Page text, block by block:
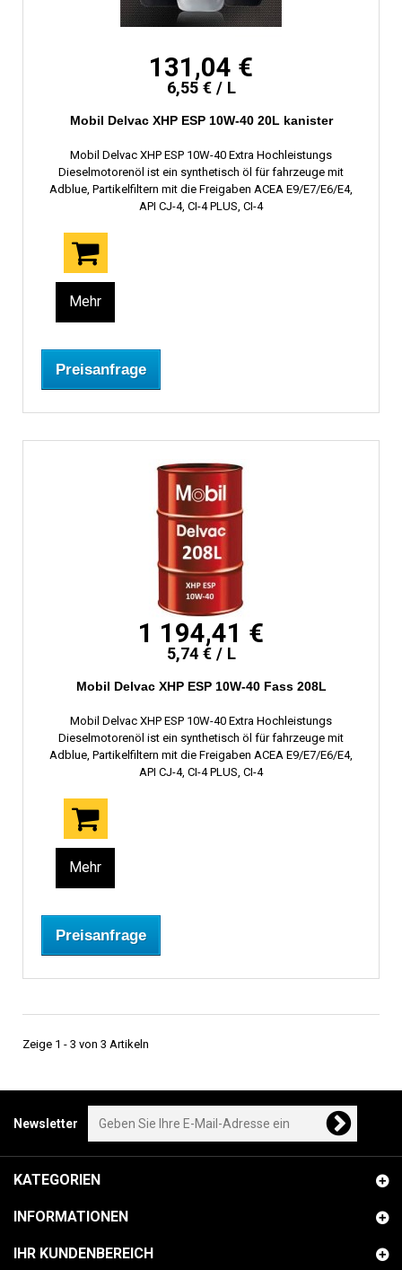
131,04 €
6,55 € / L
Mobil Delvac XHP ESP 10W-40 20L kanister
Mobil Delvac XHP ESP 10W-40 Extra Hochleistungs
Dieselmotorenöl ist ein synthetisch öl für fahrzeuge mit
Adblue, Partikelfiltern mit die Freigaben ACEA E9/E7/E6/E4,
API CJ-4, CI-4 PLUS, CI-4
Mehr
Preisanfrage
1 194,41 €
5,74 € / L
Mobil Delvac XHP ESP 10W-40 Fass 208L
Mobil Delvac XHP ESP 10W-40 Extra Hochleistungs
Dieselmotorenöl ist ein synthetisch öl für fahrzeuge mit
Adblue, Partikelfiltern mit die Freigaben ACEA E9/E7/E6/E4,
API CJ-4, CI-4 PLUS, CI-4
Mehr
Preisanfrage
Zeige 1 - 3 von 3 Artikeln
Newsletter
KATEGORIEN
INFORMATIONEN
IHR KUNDENBEREICH